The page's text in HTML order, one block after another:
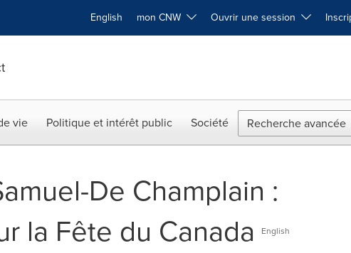
English mon CNW Ouvrir une session
vie Politique et intérêt public Société Recherche avancée
De Champlain :
la Fête du Canada
English